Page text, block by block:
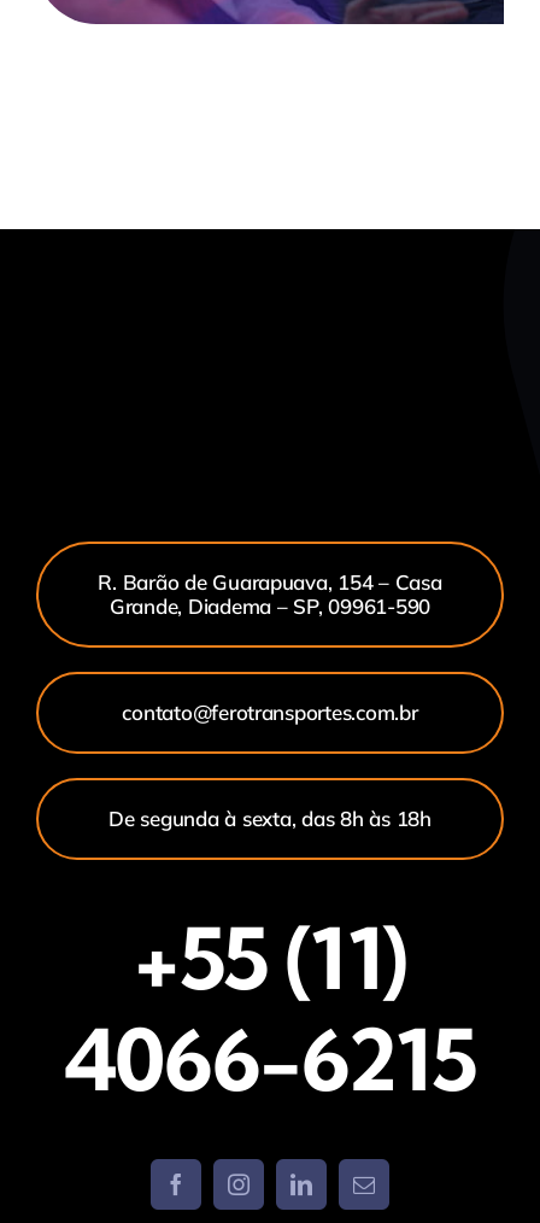
R. Barão de Guarapuava, 154 – Casa
Grande, Diadema – SP, 09961-590
contato@ferotransportes.com.br
De segunda à sexta, das 8h às 18h
+55 (11)
4066-6215